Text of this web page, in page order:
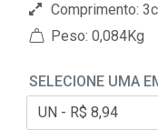
Comprimento:
Peso: 0,084Kg
SELECIONE UMA